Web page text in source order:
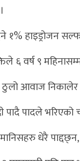
हुने १% हाइड्रोजन
६ वर्ष ९
ठुलो आवाज निकालेर
पादै पादले
मानिसहरु धेरै